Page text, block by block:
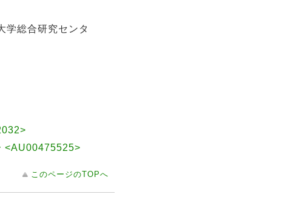
総合研究センタ
<AU00475525>
このページのTOPへ